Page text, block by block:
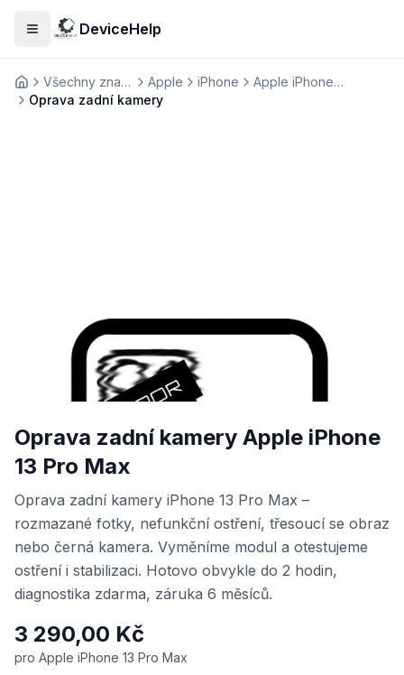
Otevřít menuDeviceHelp
Домашня Všechny značky Apple iPhone
Apple iPhone 13 Pro Max
Oprava zadní kamery
Oprava zadní kamery Apple iPhone
13 Pro Max
Oprava zadní kamery iPhone 13 Pro Max –
rozmazané fotky, nefunkční ostření, třesoucí se obraz
nebo černá kamera. Vyměníme modul a otestujeme
ostření i stabilizaci. Hotovo obvykle do 2 hodin,
diagnostika zdarma, záruka 6 měsíců.
3 290,00 Kč
pro Apple iPhone 13 Pro Max